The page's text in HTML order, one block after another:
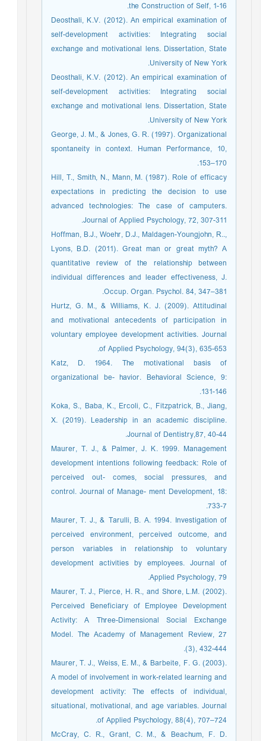
the Construction of Self, 1-16.
Deosthali, K.V. (2012). An empirical examination of
self-development activities: Integrating social
exchange and motivational lens. Dissertation, State
University of New York.
Deosthali, K.V. (2012). An empirical examination of
self-development activities: Integrating social
exchange and motivational lens. Dissertation, State
University of New York.
George, J. M., & Jones, G. R. (1997). Organizational
spontaneity in context. Human Performance, 10,
153–170.
Hill, T., Smith, N., Mann, M. (1987). Role of efficacy
expectations in predicting the decision to use
advanced technologies: The case of camputers.
Journal of Applied Psychology, 72, 307-311.
Hoffman, B.J., Woehr, D.J., Maldagen-Youngjohn, R..,
Lyons, B.D. (2011). Great man or great myth? A
quantitative review of the relationship between
individual differences and leader effectiveness, J.
Occup. Organ. Psychol. 84, 347–381.
Hurtz, G. M., & Williams, K. J. (2009). Attitudinal
and motivational antecedents of participation in
voluntary employee development activities. Journal
of Applied Psychology, 94(3), 635-653.
Katz, D. 1964. The motivational basis of
organizational be- havior. Behavioral Science, 9:
131-146.
Koka, S., Baba, K., Ercoli, C., Fitzpatrick, B., Jiang,
X. (2019). Leadership in an academic discipline.
Journal of Dentistry,87, 40-44.
Maurer, T. J., & Palmer, J. K. 1999. Management
development intentions following feedback: Role of
perceived out- comes, social pressures, and
control. Journal of Manage- ment Development, 18:
733-7.
Maurer, T. J., & Tarulli, B. A. 1994. Investigation of
perceived environment, perceived outcome, and
person variables in relationship to voluntary
development activities by employees. Journal of
Applied Psychology, 79.
Maurer, T. J., Pierce, H. R., and Shore, L.M. (2002).
Perceived Beneficiary of Employee Development
Activity: A Three-Dimensional Social Exchange
Model. The Academy of Management Review, 27
(3), 432-444.
Maurer, T. J., Weiss, E. M., & Barbeite, F. G. (2003).
A model of involvement in work-related learning and
development activity: The effects of individual,
situational, motivational, and age variables. Journal
of Applied Psychology, 88(4), 707–724.
McCray, C. R., Grant, C. M., & Beachum, F. D.